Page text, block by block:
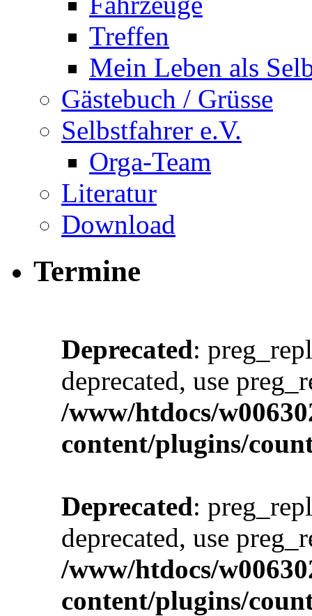
Treffen
Mein Leben als
Gästebuch / Grüsse
Selbstfahrer e.V.
Orga-Team
Literatur
Download
Termine
Deprecated:
deprecated, use
/www/htdocs/
content/plugins/
Deprecated:
deprecated, use
/www/htdocs/
content/plugins/